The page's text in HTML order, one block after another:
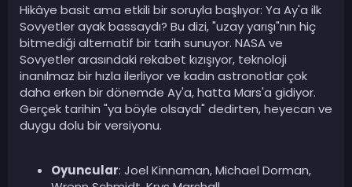
Hikâye basit ama etkili bir soruyla başlıyor: Ya Ay'a ilk
Sovyetler ayak bassaydı? Bu dizi, "uzay yarışı"nın hiç
bitmediği alternatif bir tarih sunuyor. NASA ve
Sovyetler arasındaki rekabet kızışıyor, teknoloji
inanılmaz bir hızla ilerliyor ve kadın astronotlar çok
daha erken bir dönemde Ay'a, hatta Mars'a gidiyor.
Gerçek tarihin "ya böyle olsaydı" dedirten, heyecan ve
duygu dolu bir versiyonu.
Oyuncular: Joel Kinnaman, Michael Dorman,